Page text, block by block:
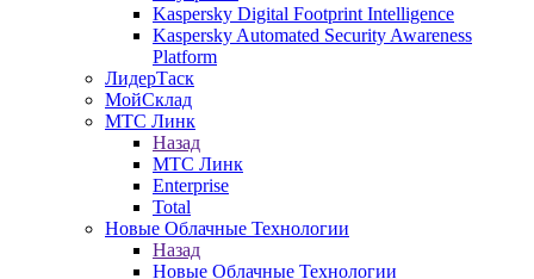
Kaspersky Digital Footprint Intelligence
Kaspersky Automated Security Awareness
Platform
ЛидерТаск
МойСклад
МТС Линк
Назад
МТС Линк
Enterprise
Total
Новые Облачные Технологии
Назад
Новые Облачные Технологии